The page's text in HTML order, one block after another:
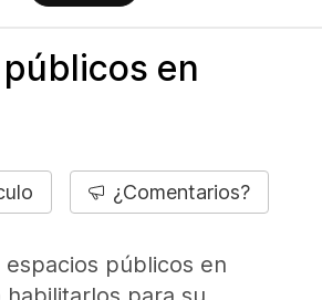
en
¿Comentarios?
públicos en